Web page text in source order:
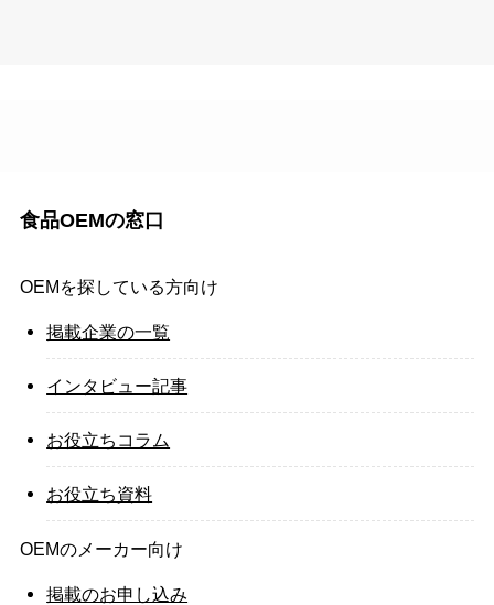
食品OEMの窓口
OEMを探している方向け
掲載企業の一覧
インタビュー記事
お役立ちコラム
お役立ち資料
OEMのメーカー向け
掲載のお申し込み